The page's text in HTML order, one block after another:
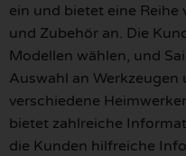
ein und bietet eine
und Zubehör an. Die
Modellen wählen, und
Auswahl an
verschiedene
bietet zahlreiche
die Kunden hilfreiche